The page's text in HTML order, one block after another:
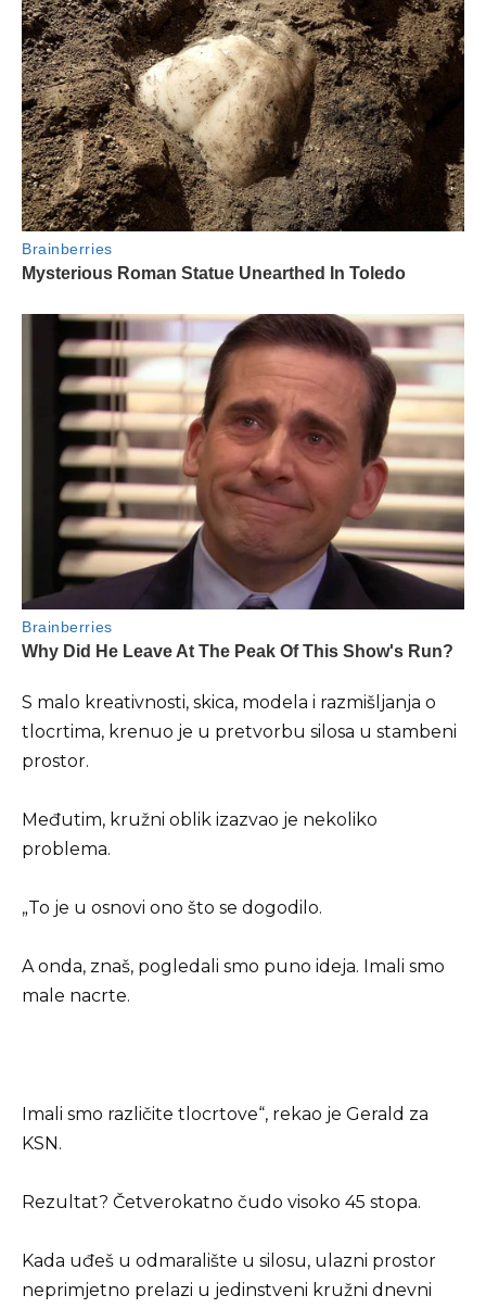
S malo kreativnosti, skica, modela i razmišljanja o
tlocrtima, krenuo je u pretvorbu silosa u stambeni
prostor.
Međutim, kružni oblik izazvao je nekoliko
problema.
„To je u osnovi ono što se dogodilo.
A onda, znaš, pogledali smo puno ideja. Imali smo
male nacrte.
Imali smo različite tlocrtove“, rekao je Gerald za
KSN.
Rezultat? Četverokatno čudo visoko 45 stopa.
Kada uđeš u odmaralište u silosu, ulazni prostor
neprimjetno prelazi u jedinstveni kružni dnevni